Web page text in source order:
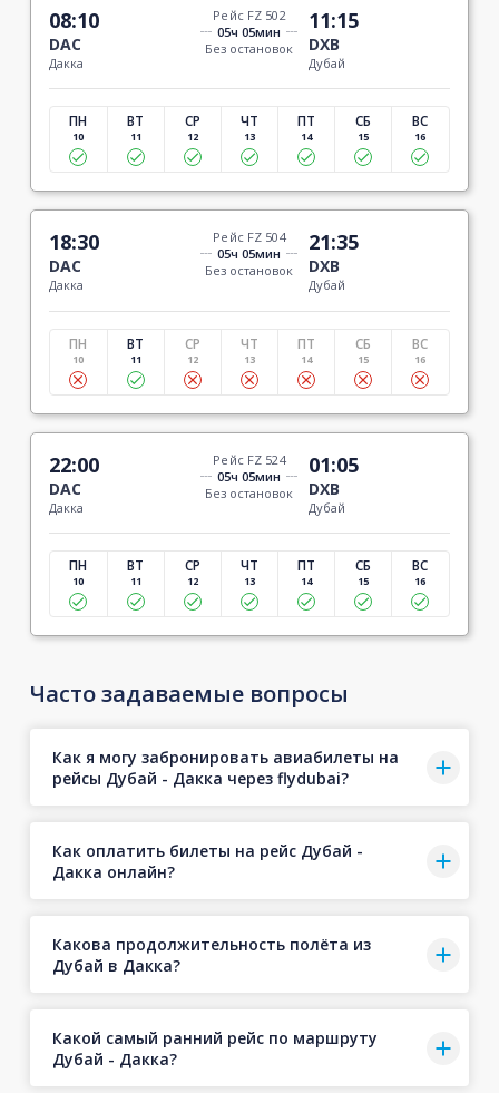
08:10
DAC
Дакка
Рейс FZ 502
05ч 05мин
Без остановок
11:15
DXB
Дубай
ПН
10
ВТ
11
СР
12
ЧТ
13
ПТ
14
СБ
15
ВС
16
18:30
DAC
Дакка
Рейс FZ 504
05ч 05мин
Без остановок
21:35
DXB
Дубай
ПН
10
ВТ
11
СР
12
ЧТ
13
ПТ
14
СБ
15
ВС
16
22:00
DAC
Дакка
Рейс FZ 524
05ч 05мин
Без остановок
01:05
DXB
Дубай
ПН
10
ВТ
11
СР
12
ЧТ
13
ПТ
14
СБ
15
ВС
16
Часто задаваемые вопросы
Как я могу забронировать авиабилеты на
рейсы Дубай - Дакка через flydubai?
Как оплатить билеты на рейс Дубай -
Дакка онлайн?
Какова продолжительность полёта из
Дубай в Дакка?
Какой самый ранний рейс по маршруту
Дубай - Дакка?